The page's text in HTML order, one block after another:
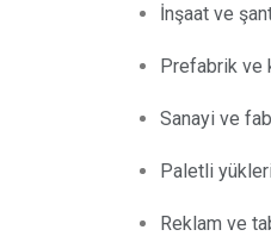
İnşaat ve
Prefabrik ve
Sanayi ve
Paletli
Reklam ve